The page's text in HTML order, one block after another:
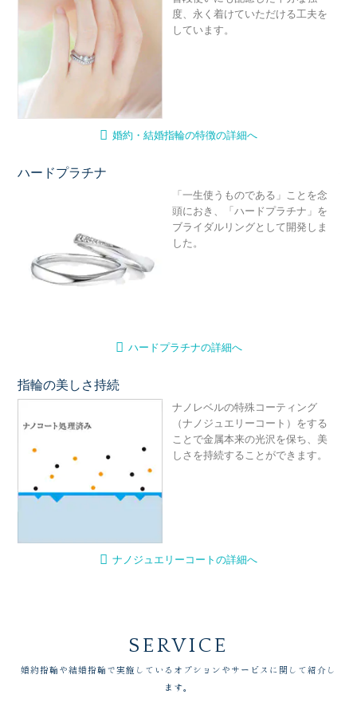
度、永く着けていただける工夫を
しています。
婚約・結婚指輪の特徴の詳細へ
ハードプラチナ
「一生使うものである」ことを念
頭におき、「ハードプラチナ」を
ブライダルリングとして開発しま
した。
ハードプラチナの詳細へ
指輪の美しさ持続
ナノレベルの特殊コーティング
（ナノジュエリーコート）をする
ことで金属本来の光沢を保ち、美
しさを持続することができます。
ナノジュエリーコートの詳細へ
SERVICE
婚約指輪や結婚指輪で実施しているオプションやサービスに関して紹介し
ます。